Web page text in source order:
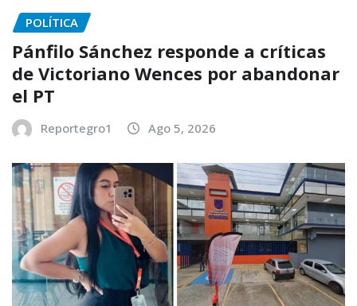
POLÍTICA
Pánfilo Sánchez responde a críticas
de Victoriano Wences por abandonar
el PT
Reportegro1 Ago 5, 2026